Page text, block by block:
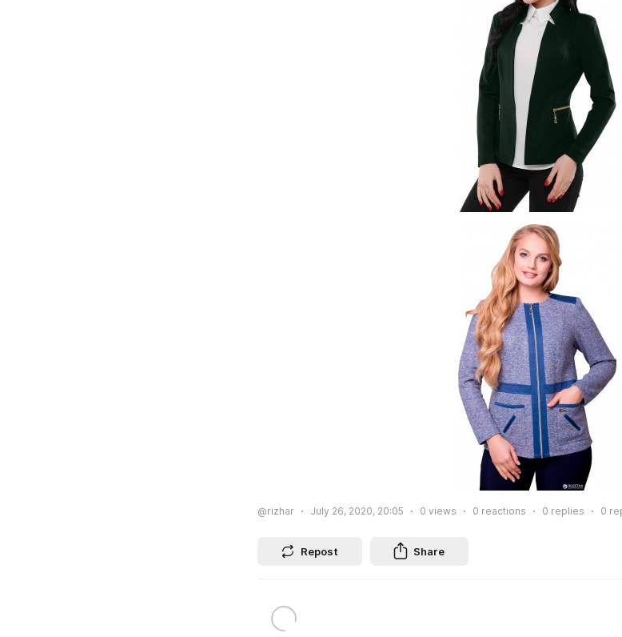
@rizhar July 26, 2020, 20:05 0 views 0 reactions 0 replies 0
Repost Share